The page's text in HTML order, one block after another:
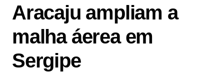
Aracaju ampliam a
malha áerea em
Sergipe